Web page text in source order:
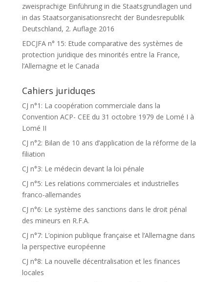
zweisprachige Einführung in die Staatsgrundlagen und
in das Staatsorganisationsrecht der Bundesrepublik
Deutschland, 2. Auflage 2016
EDCJFA n° 15: Etude comparative des systèmes de
protection juridique des minorités entre la France,
l’Allemagne et le Canada
Cahiers juriduqes
CJ n°1: La coopération commerciale dans la
Convention ACP- CEE du 31 octobre 1979 de Lomé I à
Lomé II
CJ n°2: Bilan de 10 ans d’application de la réforme de la
filiation
CJ n°3: Le médecin devant la loi pénale
CJ n°5: Les relations commerciales et industrielles
franco-allemandes
CJ n°6: Le système des sanctions dans le droit pénal
des mineurs en R.F.A.
CJ n°7: L’opinion publique française et l’Allemagne dans
la perspective européenne
CJ n°8: La nouvelle décentralisation et les finances
locales